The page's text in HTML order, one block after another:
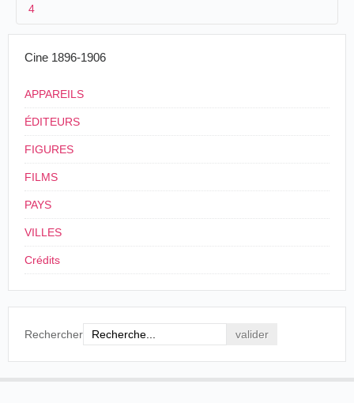
2
3
1907
27 m. environ
4
France
4
Cine 1896-1906
APPAREILS
ÉDITEURS
FIGURES
FILMS
PAYS
VILLES
Crédits
Rechercher